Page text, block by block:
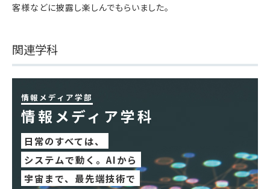
客様などに披露し楽しんでもらいました。
関連学科
情報メディア学部
情報メディア学科
日常のすべては、
システムで動く。AIから
宇宙まで、最先端技術で